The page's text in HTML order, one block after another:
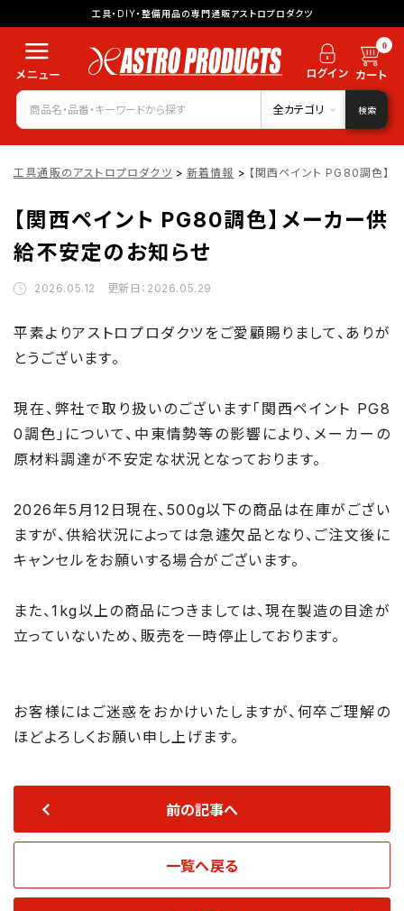
工具・DIY・整備用品の専門通販アストロプロダクツ
0
全カテゴリ 検索
工具通販のアストロプロダクツ > 新着情報 > 【関西ペイント PG80調色】
【関西ペイント PG80調色】メーカー供
給不安定のお知らせ
2026.05.12 更新日：2026.05.29
平素よりアストロプロダクツをご愛顧賜りまして、ありが
とうございます。
現在、弊社で取り扱いのございます「関西ペイント PG8
0調色」について、中東情勢等の影響により、メーカーの
原材料調達が不安定な状況となっております。
2026年5月12日現在、500g以下の商品は在庫がござい
ますが、供給状況によっては急遽欠品となり、ご注文後に
キャンセルをお願いする場合がございます。
また、1kg以上の商品につきましては、現在製造の目途が
立っていないため、販売を一時停止しております。
お客様にはご迷惑をおかけいたしますが、何卒ご理解の
ほどよろしくお願い申し上げます。
前の記事へ
一覧へ戻る